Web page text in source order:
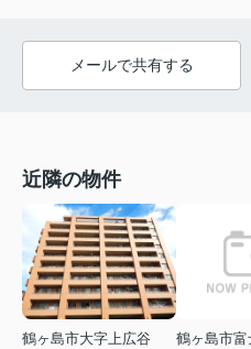
メールで共有する
近隣の物件
鶴ヶ島市大字上広谷
鶴ヶ島市富